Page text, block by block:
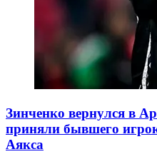
Зинченко вернулся в
приняли бывшего
Аякса